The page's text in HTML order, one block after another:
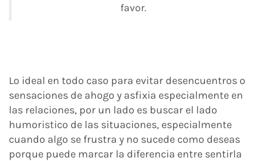
favor.
Lo ideal en todo caso para evitar desencuentros o
sensaciones de ahogo y asfixia especialmente en
las relaciones, por un lado es buscar el lado
humoristico de las situaciones, especialmente
cuando algo se frustra y no sucede como deseas
porque puede marcar la diferencia entre sentirla